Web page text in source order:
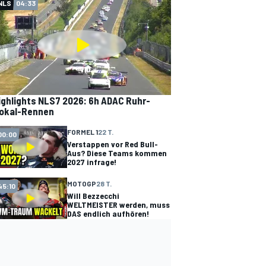
04:33
NLS7 2026: 6h ADAC Ruhr-
Rennen
FORMEL 122 T.
Verstappen vor Red Bull-
Aus? Diese Teams kommen
2027 infrage!
MOTOGP28 T.
Will Bezzecchi
WELTMEISTER werden, muss
DAS endlich aufhören!